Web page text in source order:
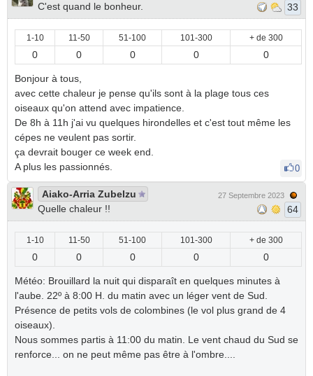
C'est quand le bonheur.
33
1-10 11-50 51-100 101-300 + de 300
0 0 0 0 0
Bonjour à tous,
avec cette chaleur je pense qu'ils sont à la plage tous ces
oiseaux qu'on attend avec impatience.
De 8h à 11h j'ai vu quelques hirondelles et c'est tout même les
cépes ne veulent pas sortir.
ça devrait bouger ce week end.
A plus les passionnés.
0
Aiako-Arria Zubelzu
Quelle chaleur !!
27 Septembre 2023
64
1-10 11-50 51-100 101-300 + de 300
0 0 0 0 0
Météo: Brouillard la nuit qui disparaît en quelques minutes à
l'aube. 22º à 8:00 H. du matin avec un léger vent de Sud.
Présence de petits vols de colombines (le vol plus grand de 4
oiseaux).
Nous sommes partis à 11:00 du matin. Le vent chaud du Sud se
renforce... on ne peut même pas être à l'ombre....